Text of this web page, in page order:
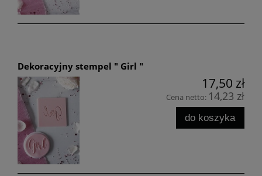
Dekoracyjny stempel " Girl "
17,50 zł
Cena netto: 14,23 zł
do koszyka